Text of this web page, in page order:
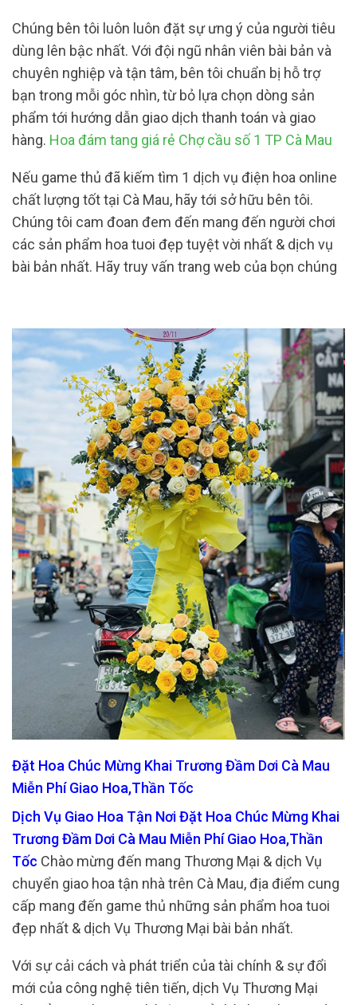
Chúng bên tôi luôn luôn đặt sự ưng ý của người tiêu
dùng lên bậc nhất. Với đội ngũ nhân viên bài bản và
chuyên nghiệp và tận tâm, bên tôi chuẩn bị hỗ trợ
bạn trong mỗi góc nhìn, từ bỏ lựa chọn dòng sản
phẩm tới hướng dẫn giao dịch thanh toán và giao
hàng. Hoa đám tang giá rẻ Chợ cầu số 1 TP Cà Mau
Nếu game thủ đã kiếm tìm 1 dịch vụ điện hoa online
chất lượng tốt tại Cà Mau, hãy tới sở hữu bên tôi.
Chúng tôi cam đoan đem đến mang đến người chơi
các sản phẩm hoa tuoi đẹp tuyệt vời nhất & dịch vụ
bài bản nhất. Hãy truy vấn trang web của bọn chúng
Đặt Hoa Chúc Mừng Khai Trương Đầm Dơi Cà Mau
Miễn Phí Giao Hoa,Thần Tốc
Dịch Vụ Giao Hoa Tận Nơi Đặt Hoa Chúc Mừng Khai
Trương Đầm Dơi Cà Mau Miễn Phí Giao Hoa,Thần
Tốc Chào mừng đến mang Thương Mại & dịch Vụ
chuyển giao hoa tận nhà trên Cà Mau, địa điểm cung
cấp mang đến game thủ những sản phẩm hoa tuoi
đẹp nhất & dịch Vụ Thương Mại bài bản nhất.
Với sự cải cách và phát triển của tài chính & sự đổi
mới của công nghệ tiên tiến, dịch Vụ Thương Mại